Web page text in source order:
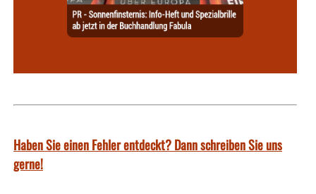
Haben Sie einen Fehler entdeckt? Dann schreiben Sie uns
gerne!